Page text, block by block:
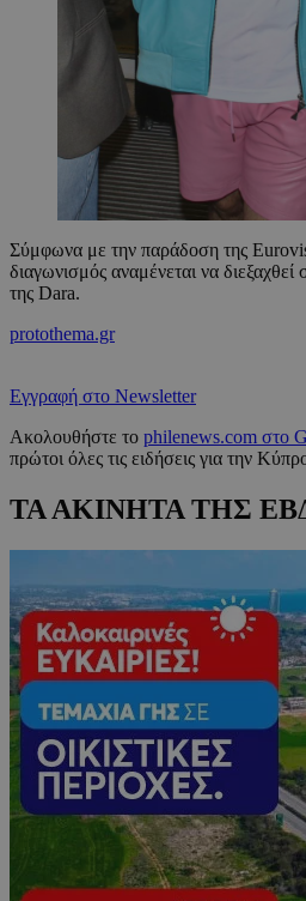
Σύμφωνα με την παράδοση της
διαγωνισμός αναμένεται να
της Dara.
protothema.gr
Εγγραφή στο Newsletter
Ακολουθήστε το philenews.com στο
πρώτοι όλες τις ειδήσεις για την
ΤΑ ΑΚΙΝΗΤΑ ΤΗΣ